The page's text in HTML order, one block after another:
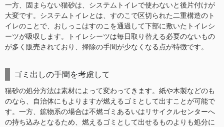
一方、固まらない猫砂は、システムトイレで使わないと後片付けが
大変です。システムトイレとは、すのこで区切られた二重構造のト
イレのことで、おしっこはすのこを通過して下部に敷いたトイレシ
ーツが吸収します。トイレシーツは毎日取り替える必要のないもの
が多く販売されており、掃除の手間が少なくなる点が特徴です。
ゴミ出しの手間を考慮して
猫砂の処分方法は素材によって変わってきます。紙や木製などのも
のなら、自治体にもよりますが燃えるゴミとして出すことが可能で
す。一方、鉱物系の場合は不燃ゴミあるいはリサイクルセンターへ
の持ち込みとなるため、燃えるゴミとして出せるものよりも処分に